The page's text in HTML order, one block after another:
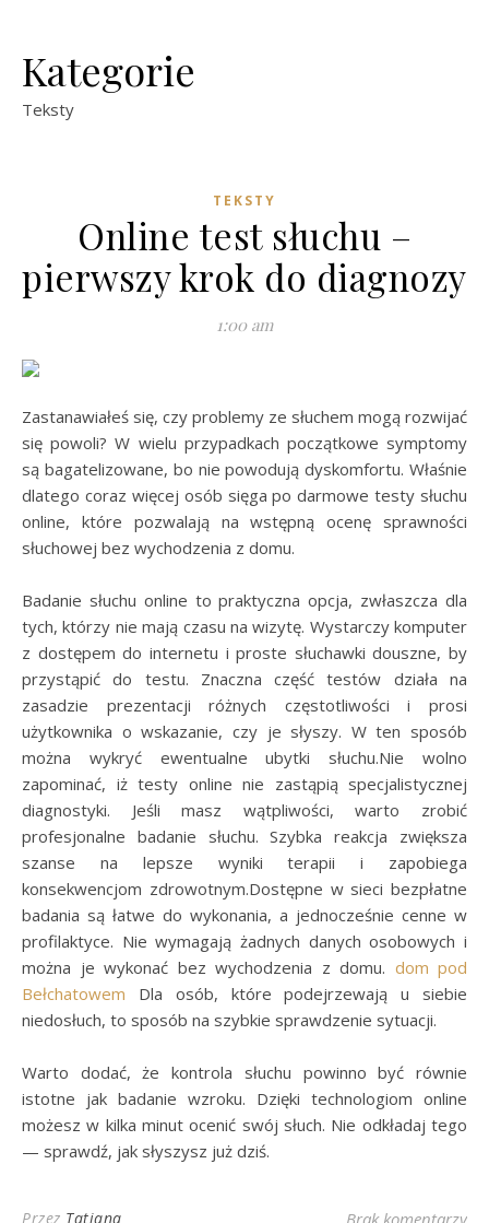
Kategorie
Teksty
TEKSTY
Online test słuchu –
pierwszy krok do diagnozy
1:00 am
Zastanawiałeś się, czy problemy ze słuchem mogą rozwijać
się powoli? W wielu przypadkach początkowe symptomy
są bagatelizowane, bo nie powodują dyskomfortu. Właśnie
dlatego coraz więcej osób sięga po darmowe testy słuchu
online, które pozwalają na wstępną ocenę sprawności
słuchowej bez wychodzenia z domu.
Badanie słuchu online to praktyczna opcja, zwłaszcza dla
tych, którzy nie mają czasu na wizytę. Wystarczy komputer
z dostępem do internetu i proste słuchawki douszne, by
przystąpić do testu. Znaczna część testów działa na
zasadzie prezentacji różnych częstotliwości i prosi
użytkownika o wskazanie, czy je słyszy. W ten sposób
można wykryć ewentualne ubytki słuchu.Nie wolno
zapominać, iż testy online nie zastąpią specjalistycznej
diagnostyki. Jeśli masz wątpliwości, warto zrobić
profesjonalne badanie słuchu. Szybka reakcja zwiększa
szanse na lepsze wyniki terapii i zapobiega
konsekwencjom zdrowotnym.Dostępne w sieci bezpłatne
badania są łatwe do wykonania, a jednocześnie cenne w
profilaktyce. Nie wymagają żadnych danych osobowych i
można je wykonać bez wychodzenia z domu. dom pod
Bełchatowem Dla osób, które podejrzewają u siebie
niedosłuch, to sposób na szybkie sprawdzenie sytuacji.
Warto dodać, że kontrola słuchu powinno być równie
istotne jak badanie wzroku. Dzięki technologiom online
możesz w kilka minut ocenić swój słuch. Nie odkładaj tego
— sprawdź, jak słyszysz już dziś.
Przez Tatiana Brak komentarzy